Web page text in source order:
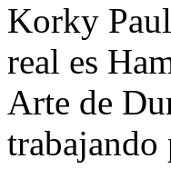
Korky
real es
Arte de
trabajando